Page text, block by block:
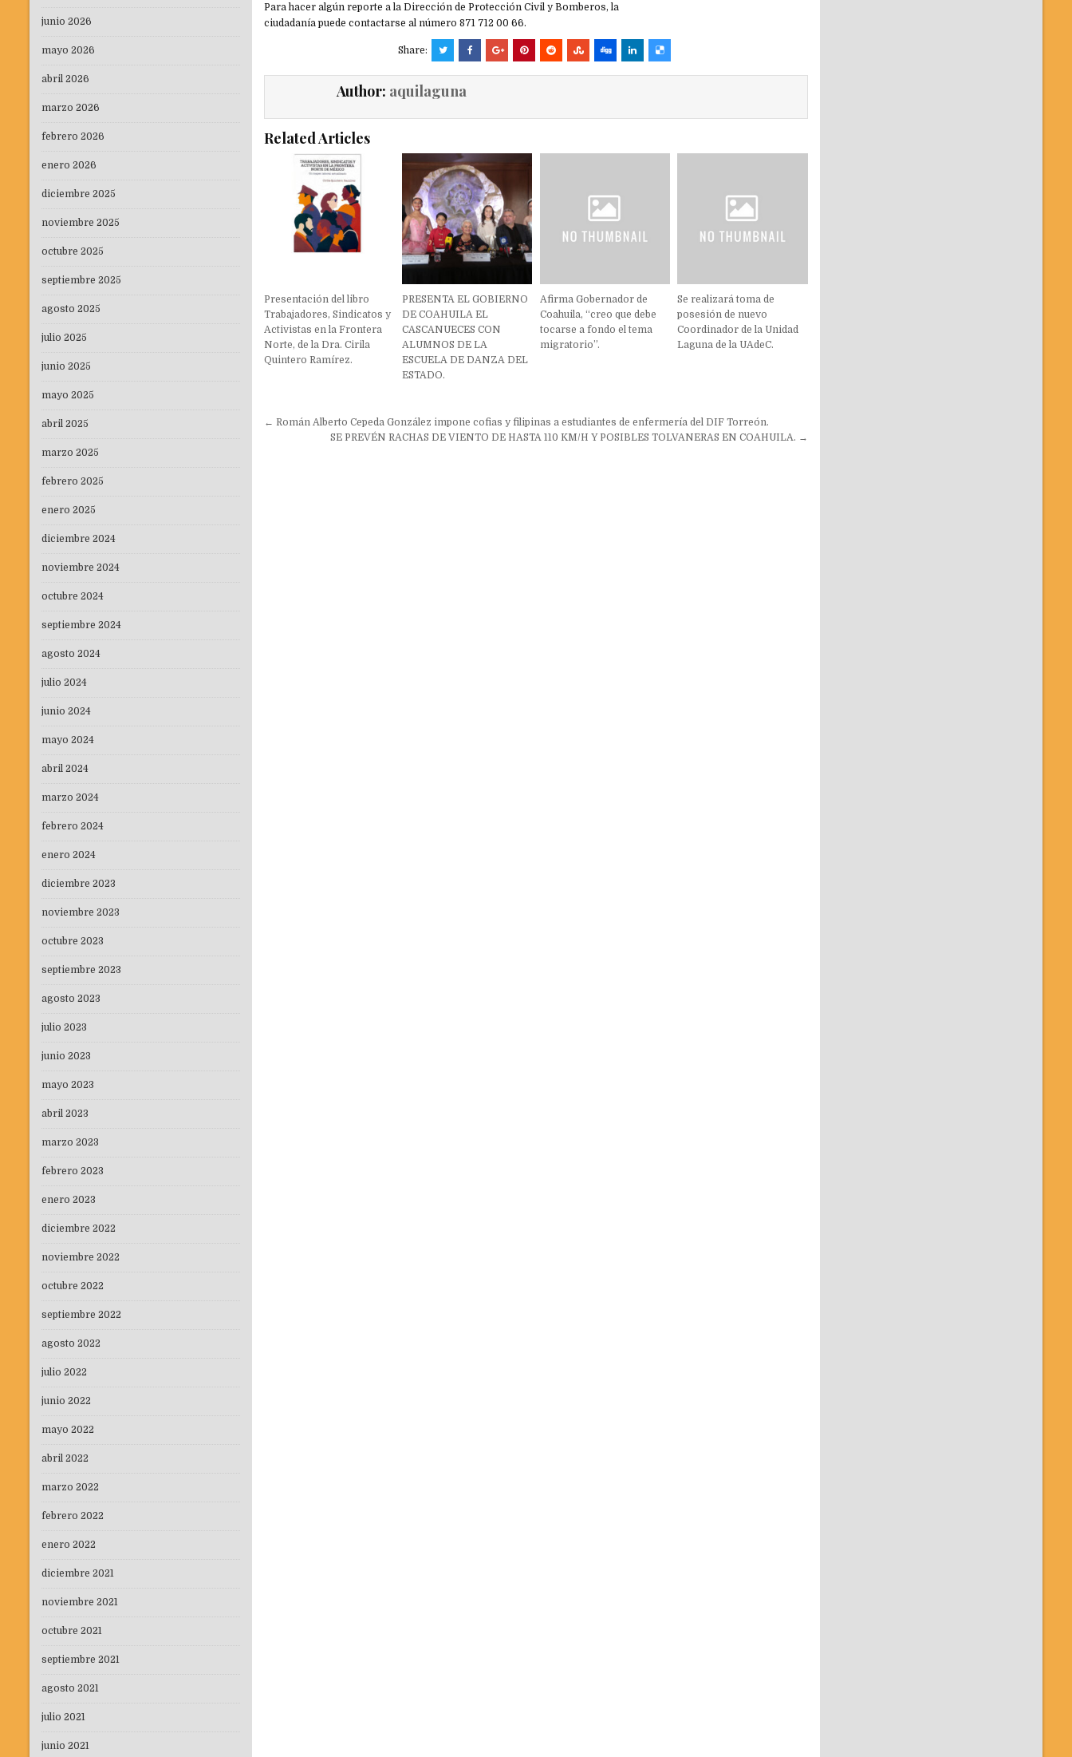
Para hacer algún reporte a la Dirección de Protección Civil y Bomberos, la
ciudadanía puede contactarse al número 871 712 00 66.
Share:
Author: aquilaguna
Related Articles
Presentación del libro
Trabajadores, Sindicatos y
Activistas en la Frontera
Norte, de la Dra. Cirila
Quintero Ramírez.
PRESENTA EL GOBIERNO
DE COAHUILA EL
CASCANUECES CON
ALUMNOS DE LA
ESCUELA DE DANZA DEL
ESTADO.
Afirma Gobernador de
Coahuila, “creo que debe
tocarse a fondo el tema
migratorio”.
Se realizará toma de
posesión de nuevo
Coordinador de la Unidad
Laguna de la UAdeC.
Navegación
← Román Alberto Cepeda González impone cofias y filipinas a estudiantes de enfermería del DIF Torreón.
SE PREVÉN RACHAS DE VIENTO DE HASTA 110 KM/H Y POSIBLES TOLVANERAS EN COAHUILA. →
junio 2026
mayo 2026
abril 2026
marzo 2026
febrero 2026
enero 2026
diciembre 2025
noviembre 2025
octubre 2025
septiembre 2025
agosto 2025
julio 2025
junio 2025
mayo 2025
abril 2025
marzo 2025
febrero 2025
enero 2025
diciembre 2024
noviembre 2024
octubre 2024
septiembre 2024
agosto 2024
julio 2024
junio 2024
mayo 2024
abril 2024
marzo 2024
febrero 2024
enero 2024
diciembre 2023
noviembre 2023
octubre 2023
septiembre 2023
agosto 2023
julio 2023
junio 2023
mayo 2023
abril 2023
marzo 2023
febrero 2023
enero 2023
diciembre 2022
noviembre 2022
octubre 2022
septiembre 2022
agosto 2022
julio 2022
junio 2022
mayo 2022
abril 2022
marzo 2022
febrero 2022
enero 2022
diciembre 2021
noviembre 2021
octubre 2021
septiembre 2021
agosto 2021
julio 2021
junio 2021